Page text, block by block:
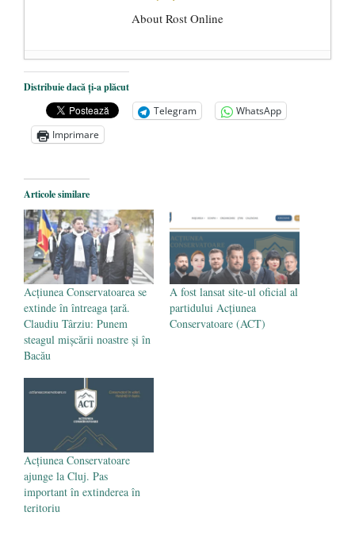
About Rost Online
Dezvăluiri cutremurătoare despre
președintele Ucrainei, Volodymyr
Zelensky
- 13 mai 2026
Statul care servește Națiunea
Legea Vexler produce efecte. Bustul
poetului Octavian Goga, înlăturat din Iași
- 16 aprilie 2026
Distribuie dacă ți-a plăcut
Telegram
WhatsApp
Imprimare
Articole similare
Acțiunea Conservatoarea se
extinde în întreaga țară.
Claudiu Târziu: Punem
steagul mișcării noastre și în
Bacău
A fost lansat site-ul oficial al
partidului Acțiunea
Conservatoare (ACT)
Acțiunea Conservatoare
ajunge la Cluj. Pas
important în extinderea în
teritoriu